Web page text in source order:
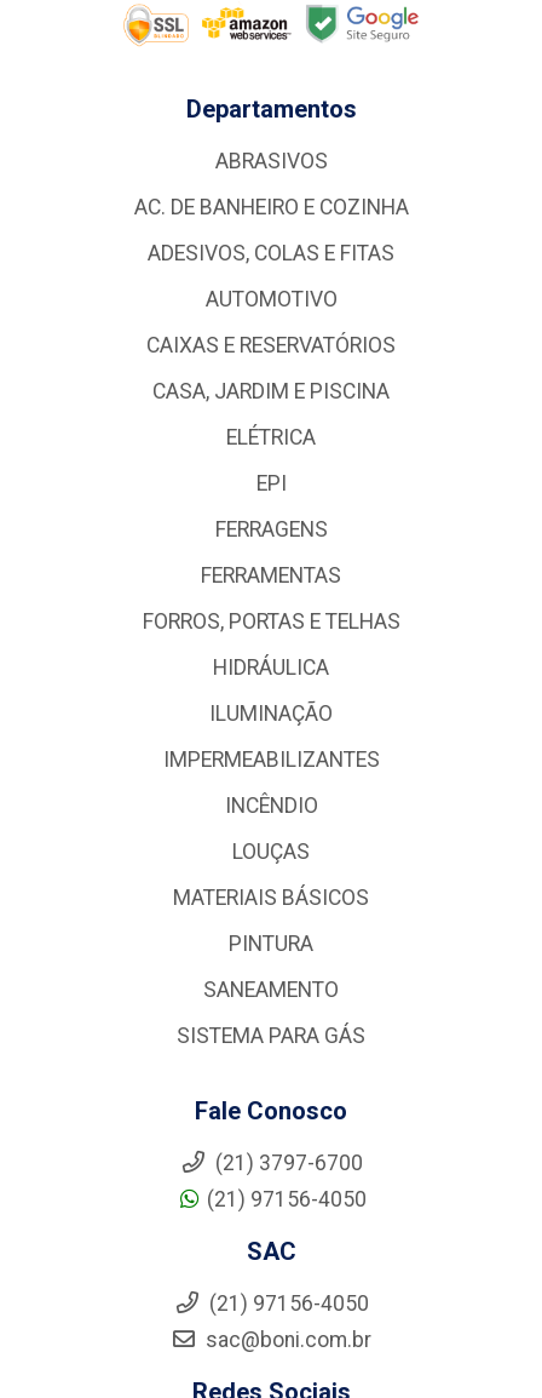
Departamentos
ABRASIVOS
AC. DE BANHEIRO E COZINHA
ADESIVOS, COLAS E FITAS
AUTOMOTIVO
CAIXAS E RESERVATÓRIOS
CASA, JARDIM E PISCINA
ELÉTRICA
EPI
FERRAGENS
FERRAMENTAS
FORROS, PORTAS E TELHAS
HIDRÁULICA
ILUMINAÇÃO
IMPERMEABILIZANTES
INCÊNDIO
LOUÇAS
MATERIAIS BÁSICOS
PINTURA
SANEAMENTO
SISTEMA PARA GÁS
Fale Conosco
(21) 3797-6700
(21) 97156-4050
SAC
(21) 97156-4050
sac@boni.com.br
Redes Sociais